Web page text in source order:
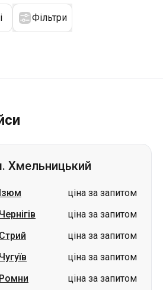
Фільтри
Хмельницький
Ізюм
ціна за запитом
Чернігів
ціна за запитом
Стрий
ціна за запитом
Чугуїв
ціна за запитом
Ромни
ціна за запитом